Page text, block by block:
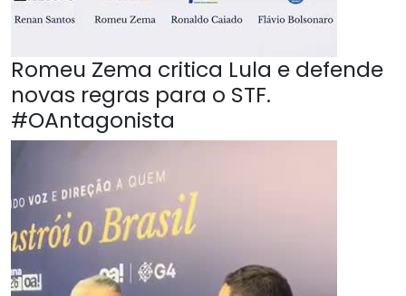
Romeu Zema critica Lula e defende
novas regras para o STF.
#OAntagonista